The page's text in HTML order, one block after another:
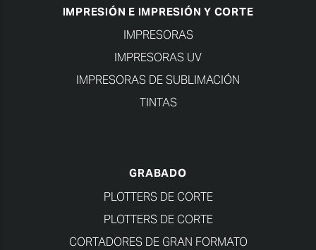
IMPRESIÓN E IMPRESIÓN Y CORTE
IMPRESORAS
IMPRESORAS UV
IMPRESORAS DE SUBLIMACIÓN
TINTAS
GRABADO
PLOTTERS DE CORTE
PLOTTERS DE CORTE
CORTADORES DE GRAN FORMATO